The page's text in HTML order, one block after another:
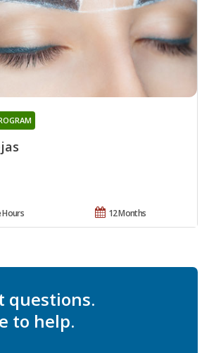
12 Months
Hours
questions.
to help.